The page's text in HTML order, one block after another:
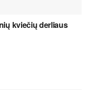
kviečių derliaus